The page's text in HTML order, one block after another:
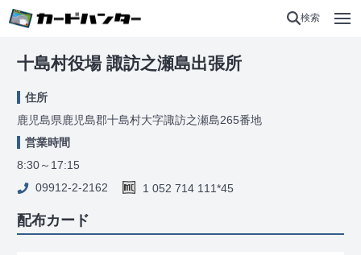
検索
十島村役場 諏訪之瀬島出張所
住所
鹿児島県鹿児島郡十島村大字諏訪之瀬島265番地
営業時間
8:30～17:15
09912-2-2162
1 052 714 111*45
配布カード